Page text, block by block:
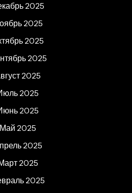
2025
2025
2025
2025
2025
2025
2025
Май 2025
2025
2025
2025